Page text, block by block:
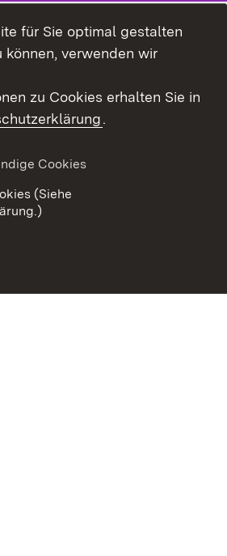
für Sie optimal gestalten
können, verwenden wir
zu Cookies erhalten Sie in
.
Cookies
(Siehe